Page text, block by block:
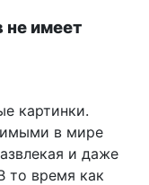
не имеет
картинки.
в мире
и даже
то время как